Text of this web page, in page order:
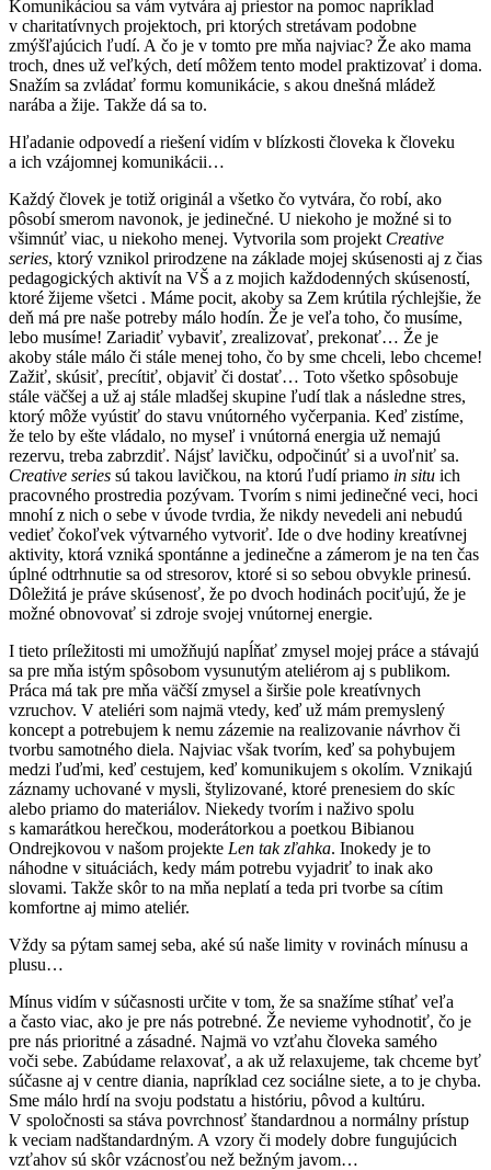
Komunikáciou sa vám vytvára aj priestor na pomoc napríklad
v charitatívnych projektoch, pri ktorých stretávam podobne
zmýšľajúcich ľudí. A čo je v tomto pre mňa najviac? Že ako mama
troch, dnes už veľkých, detí môžem tento model praktizovať i doma.
Snažím sa zvládať formu komunikácie, s akou dnešná mládež
narába a žije. Takže dá sa to.
Hľadanie odpovedí a riešení vidím v blízkosti človeka k človeku
a ich vzájomnej komunikácii…
Každý človek je totiž originál a všetko čo vytvára, čo robí, ako
pôsobí smerom navonok, je jedinečné. U niekoho je možné si to
všimnúť viac, u niekoho menej. Vytvorila som projekt Creative
series, ktorý vznikol prirodzene na základe mojej skúsenosti aj z čias
pedagogických aktivít na VŠ a z mojich každodenných skúseností,
ktoré žijeme všetci . Máme pocit, akoby sa Zem krútila rýchlejšie, že
deň má pre naše potreby málo hodín. Že je veľa toho, čo musíme,
lebo musíme! Zariadiť vybaviť, zrealizovať, prekonať… Že je
akoby stále málo či stále menej toho, čo by sme chceli, lebo chceme!
Zažiť, skúsiť, precítiť, objaviť či dostať… Toto všetko spôsobuje
stále väčšej a už aj stále mladšej skupine ľudí tlak a následne stres,
ktorý môže vyústiť do stavu vnútorného vyčerpania. Keď zistíme,
že telo by ešte vládalo, no myseľ i vnútorná energia už nemajú
rezervu, treba zabrzdiť. Nájsť lavičku, odpočinúť si a uvoľniť sa.
Creative series sú takou lavičkou, na ktorú ľudí priamo in situ ich
pracovného prostredia pozývam. Tvorím s nimi jedinečné veci, hoci
mnohí z nich o sebe v úvode tvrdia, že nikdy nevedeli ani nebudú
vedieť čokoľvek výtvarného vytvoriť. Ide o dve hodiny kreatívnej
aktivity, ktorá vzniká spontánne a jedinečne a zámerom je na ten čas
úplné odtrhnutie sa od stresorov, ktoré si so sebou obvykle prinesú.
Dôležitá je práve skúsenosť, že po dvoch hodinách pociťujú, že je
možné obnovovať si zdroje svojej vnútornej energie.
I tieto príležitosti mi umožňujú napĺňať zmysel mojej práce a stávajú
sa pre mňa istým spôsobom vysunutým ateliérom aj s publikom.
Práca má tak pre mňa väčší zmysel a širšie pole kreatívnych
vzruchov. V ateliéri som najmä vtedy, keď už mám premyslený
koncept a potrebujem k nemu zázemie na realizovanie návrhov či
tvorbu samotného diela. Najviac však tvorím, keď sa pohybujem
medzi ľuďmi, keď cestujem, keď komunikujem s okolím. Vznikajú
záznamy uchované v mysli, štylizované, ktoré prenesiem do skíc
alebo priamo do materiálov. Niekedy tvorím i naživo spolu
s kamarátkou herečkou, moderátorkou a poetkou Bibianou
Ondrejkovou v našom projekte Len tak zľahka. Inokedy je to
náhodne v situáciách, kedy mám potrebu vyjadriť to inak ako
slovami. Takže skôr to na mňa neplatí a teda pri tvorbe sa cítim
komfortne aj mimo ateliér.
Vždy sa pýtam samej seba, aké sú naše limity v rovinách mínusu a
plusu…
Mínus vidím v súčasnosti určite v tom, že sa snažíme stíhať veľa
a často viac, ako je pre nás potrebné. Že nevieme vyhodnotiť, čo je
pre nás prioritné a zásadné. Najmä vo vzťahu človeka samého
voči sebe. Zabúdame relaxovať, a ak už relaxujeme, tak chceme byť
súčasne aj v centre diania, napríklad cez sociálne siete, a to je chyba.
Sme málo hrdí na svoju podstatu a históriu, pôvod a kultúru.
V spoločnosti sa stáva povrchnosť štandardnou a normálny prístup
k veciam nadštandardným. A vzory či modely dobre fungujúcich
vzťahov sú skôr vzácnosťou než bežným javom…